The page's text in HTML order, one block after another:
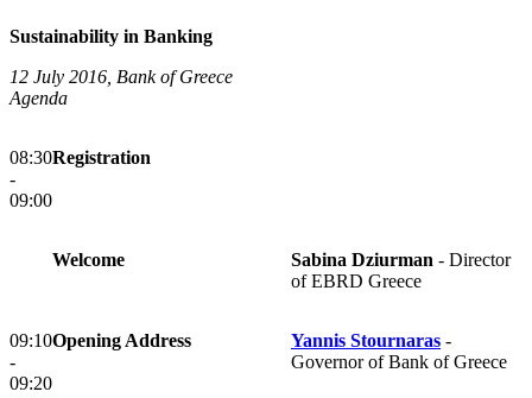
Sustainability in Banking
12 July 2016, Bank of Greece
Agenda
08:30
-
09:00
Registration
Welcome Sabina Dziurman - Director
of EBRD Greece
09:10
-
09:20
Opening Address Yannis Stournaras -
Governor of Bank of Greece